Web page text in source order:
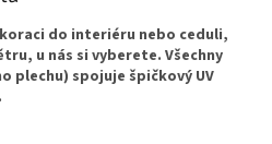
do interiéru nebo ceduli,
u nás si vyberete. Všechny
plechu) spojuje špičkový UV